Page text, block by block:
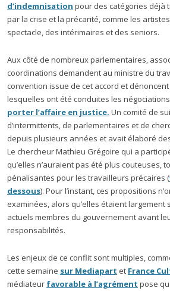
d’indemnisation pour des catégories déjà
par la crise et la précarité, comme les
spectacle, des intérimaires et des seniors.
Aux côté de nombreux parlementaires,
coordinations demandent au ministre du
convention issue de cet accord et
lesquelles ont été conduites les
porter l’affaire en justice. Un comité de
d’intermittents, de parlementaires et de
depuis plusieurs années et avait élaboré
Le chercheur Mathieu Grégoire qui a
qu’elles n’auraient pas été plus couteuses,
pénalisantes pour les travailleurs précaires (
dessous). Pour l’instant, ces propositions
examinées, alors qu’elles étaient largement
actuels membres du gouvernement avant
responsabilités.
Les enjeux de ce conflit sont multiples,
cette semaine sur Mediapart et France
médiateur favorable à l’agrément pose